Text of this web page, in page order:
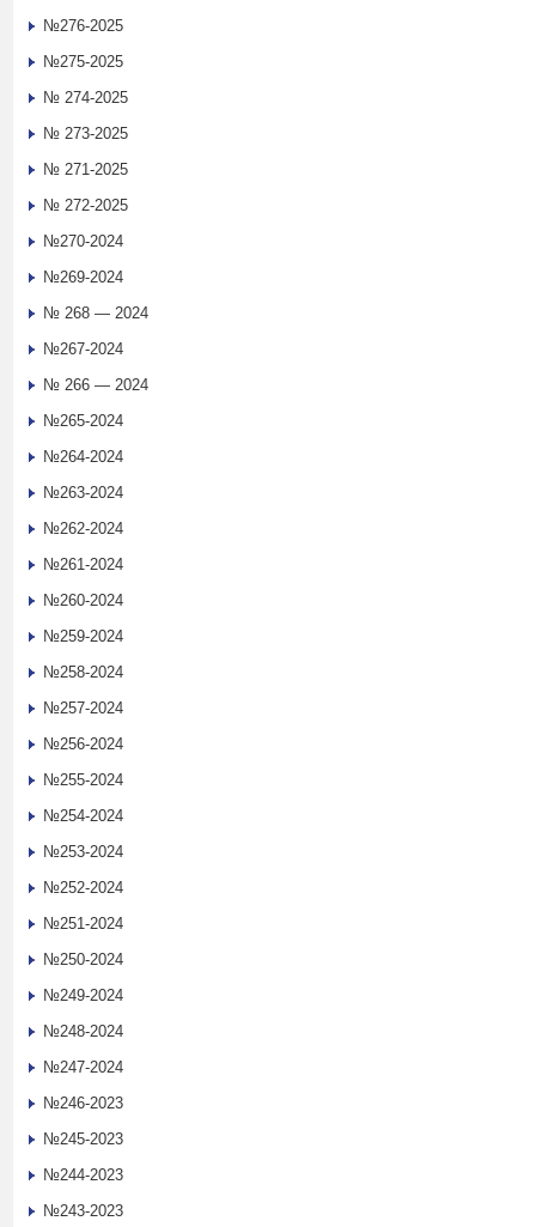
№276-2025
№275-2025
№ 274-2025
№ 273-2025
№ 271-2025
№ 272-2025
№270-2024
№269-2024
№ 268 — 2024
№267-2024
№ 266 — 2024
№265-2024
№264-2024
№263-2024
№262-2024
№261-2024
№260-2024
№259-2024
№258-2024
№257-2024
№256-2024
№255-2024
№254-2024
№253-2024
№252-2024
№251-2024
№250-2024
№249-2024
№248-2024
№247-2024
№246-2023
№245-2023
№244-2023
№243-2023